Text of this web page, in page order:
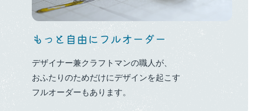
もっと自由にフルオーダー
デザイナー兼クラフトマンの職人が、
おふたりのためだけにデザインを起こす
フルオーダーもあります。